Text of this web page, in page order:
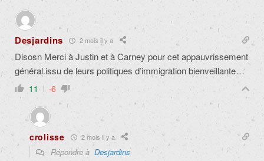
Desjardins 2 mois il y a
Disosn Merci à Justin et à Carney pour cet appauvrissement
général.issu de leurs politiques d’immigration bienveillante…
11 -6
crolisse 2 mois il y a
Répondre à Desjardins